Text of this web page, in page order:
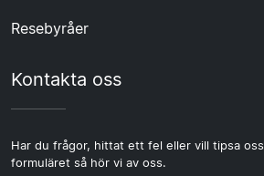
Resebyråer
Kontakta oss
Har du frågor, hittat ett fel eller vill tipsa
formuläret så hör vi av oss.